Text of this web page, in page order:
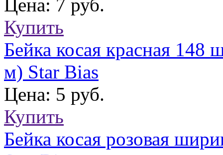
Цена: 7 руб.
Купить
Бейка косая красная
м) Star Bias
Цена: 5 руб.
Купить
Бейка косая розовая